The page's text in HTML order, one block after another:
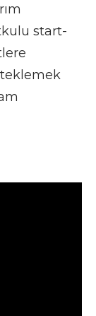
start-